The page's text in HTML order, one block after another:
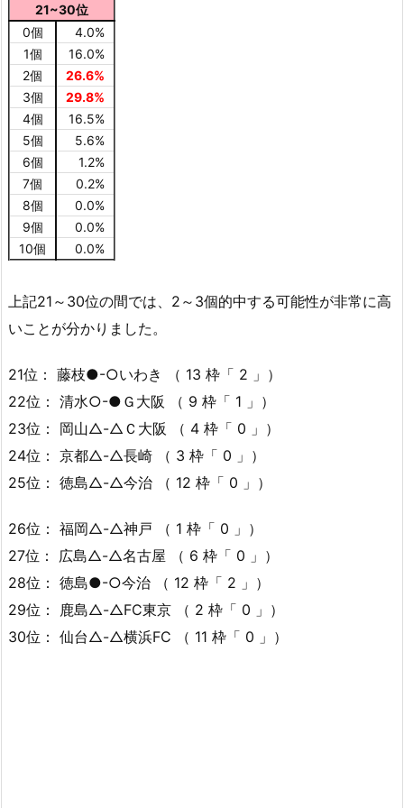
21~30位
0個
4.0%
1個
16.0%
2個
26.6%
3個
29.8%
4個
16.5%
5個
5.6%
6個
1.2%
7個
0.2%
8個
0.0%
9個
0.0%
10個
0.0%
上記21～30位の間では、2～3個的中する可能性が非常に高
いことが分かりました。
21位： 藤枝●-○いわき （ 13 枠「 2 」）
22位： 清水○-●Ｇ大阪 （ 9 枠「 1 」）
23位： 岡山△-△Ｃ大阪 （ 4 枠「 0 」）
24位： 京都△-△長崎 （ 3 枠「 0 」）
25位： 徳島△-△今治 （ 12 枠「 0 」）
26位： 福岡△-△神戸 （ 1 枠「 0 」）
27位： 広島△-△名古屋 （ 6 枠「 0 」）
28位： 徳島●-○今治 （ 12 枠「 2 」）
29位： 鹿島△-△FC東京 （ 2 枠「 0 」）
30位： 仙台△-△横浜FC （ 11 枠「 0 」）